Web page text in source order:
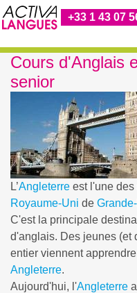
+33 1 43 07
Cours d'Anglais
senior
L’Angleterre est l'une
Royaume-Uni de
C'est la principale
d'anglais. Des jeunes (et
entier viennent
Angleterre.
Aujourd'hui, l'Angleterre